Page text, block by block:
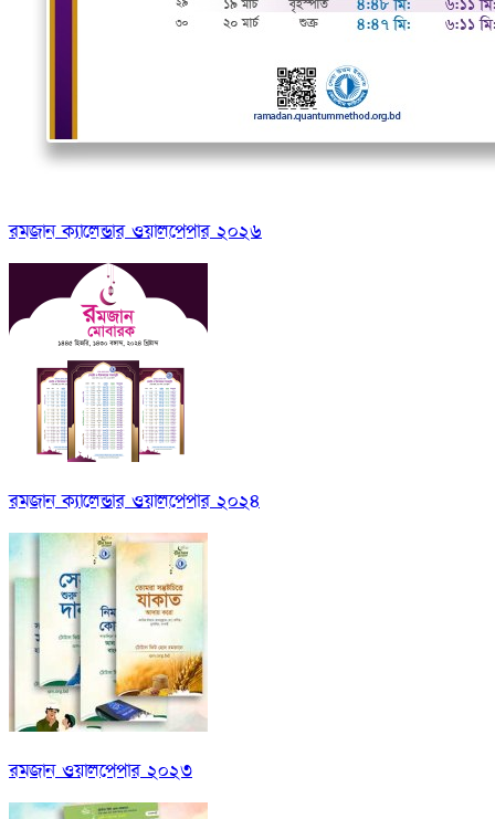
রমজান ক্যালেন্ডার ওয়ালপেপার ২০২৬
রমজান ক্যালেন্ডার ওয়ালপেপার ২০২৪
রমজান ওয়ালপেপার ২০২৩